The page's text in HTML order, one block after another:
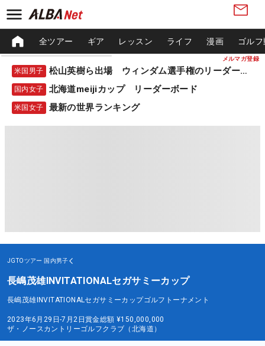
メルマガ登録
全ツアー ギア レッスン ライフ 漫画 ゴル
米国男子 松山英樹ら出場 ウィンダム選手権のリーダーボード
国内女子 北海道meijiカップ リーダーボード
米国女子 最新の世界ランキング
JGTOツアー 国内男子
長嶋茂雄INVITATIONALセガサミーカップ
長嶋茂雄INVITATIONALセガサミーカップゴルフトーナメント
2023年6月29日-7月2日賞金総額 ¥150,000,000
ザ・ノースカントリーゴルフクラブ（北海道）